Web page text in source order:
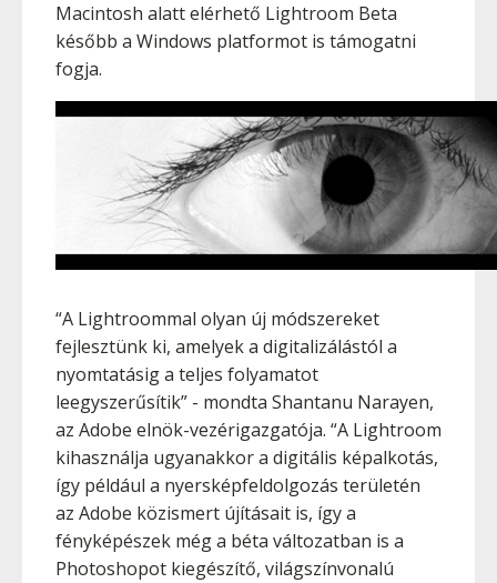
Macintosh alatt elérhető Lightroom Beta
később a Windows platformot is támogatni
fogja.
“A Lightroommal olyan új módszereket
fejlesztünk ki, amelyek a digitalizálástól a
nyomtatásig a teljes folyamatot
leegyszerűsítik” - mondta Shantanu Narayen,
az Adobe elnök-vezérigazgatója. “A Lightroom
kihasználja ugyanakkor a digitális képalkotás,
így például a nyersképfeldolgozás területén
az Adobe közismert újításait is, így a
fényképészek még a béta változatban is a
Photoshopot kiegészítő, világszínvonalú